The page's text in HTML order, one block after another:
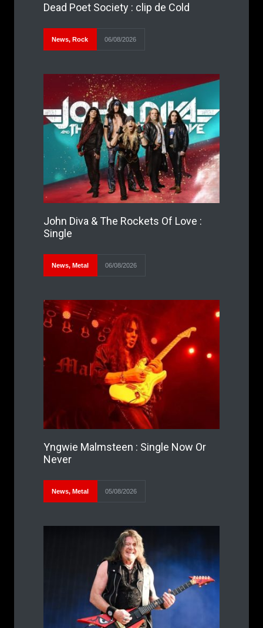
Dead Poet Society : clip de Cold
News, Rock 06/08/2026
John Diva & The Rockets Of Love :
Single
News, Metal 06/08/2026
Yngwie Malmsteen : Single Now Or
Never
News, Metal 05/08/2026